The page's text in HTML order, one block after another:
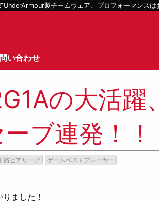
製チームウェア、プロフォーマンスは
い合わせ
の大活躍
ブ連発！！
路ビアリーグ ゲームベストプレーヤー
ました！